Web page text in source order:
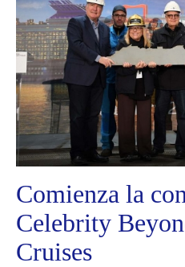
Comienza la
Celebrity
Cruises